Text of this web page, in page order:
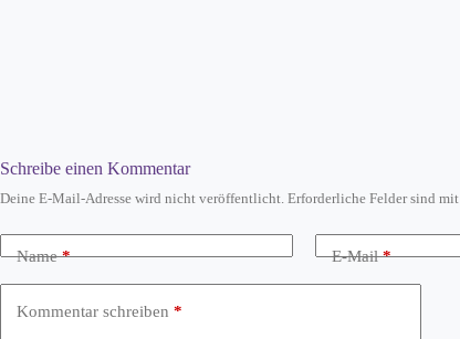
Schreibe einen Kommentar
Deine E-Mail-Adresse wird nicht veröffentlicht. Erforderliche Felder sind mit
Name* E-Mail*
Kommentar schreiben *